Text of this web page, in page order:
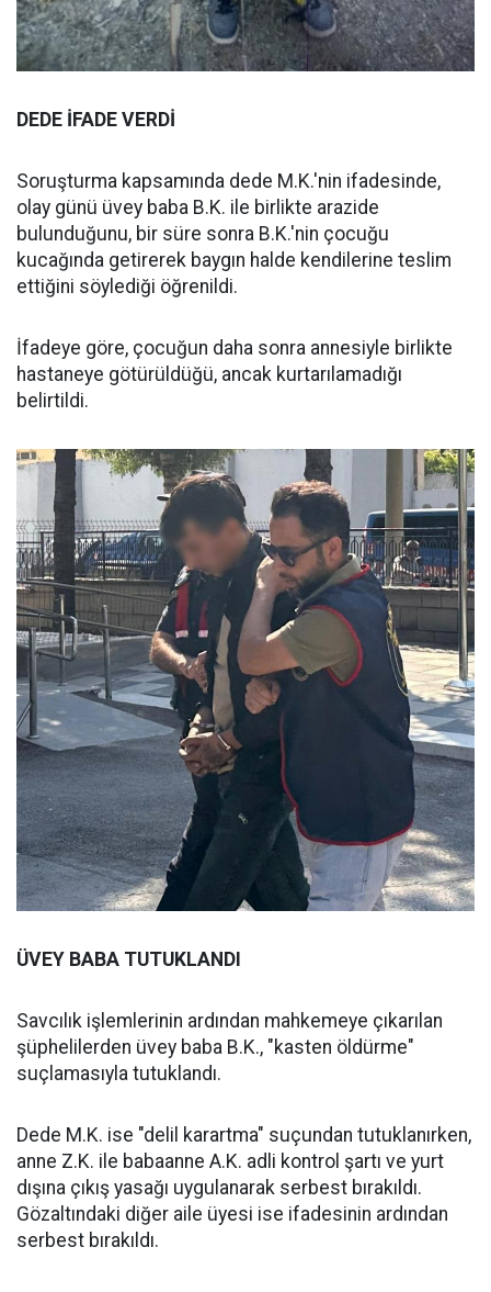
DEDE İFADE VERDİ
Soruşturma kapsamında dede M.K.'nin ifadesinde,
olay günü üvey baba B.K. ile birlikte arazide
bulunduğunu, bir süre sonra B.K.'nin çocuğu
kucağında getirerek baygın halde kendilerine teslim
ettiğini söylediği öğrenildi.
İfadeye göre, çocuğun daha sonra annesiyle birlikte
hastaneye götürüldüğü, ancak kurtarılamadığı
belirtildi.
ÜVEY BABA TUTUKLANDI
Savcılık işlemlerinin ardından mahkemeye çıkarılan
şüphelilerden üvey baba B.K., "kasten öldürme"
suçlamasıyla tutuklandı.
Dede M.K. ise "delil karartma" suçundan tutuklanırken,
anne Z.K. ile babaanne A.K. adli kontrol şartı ve yurt
dışına çıkış yasağı uygulanarak serbest bırakıldı.
Gözaltındaki diğer aile üyesi ise ifadesinin ardından
serbest bırakıldı.